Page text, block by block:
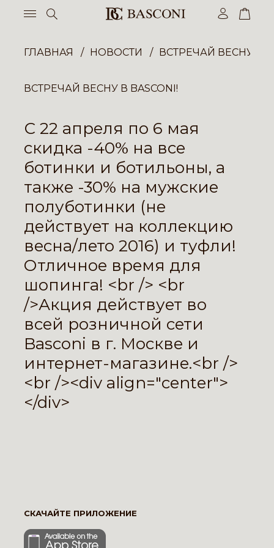
ГЛАВНАЯ НОВОСТИ ВСТРЕЧАЙ ВЕСНУ В
ВСТРЕЧАЙ ВЕСНУ В BASCONI!
С 22 апреля по 6 мая
скидка -40% на все
ботинки и ботильоны, а
также -30% на мужские
полуботинки (не
действует на коллекцию
весна/лето 2016) и туфли!
Отличное время для
шопинга! <br /> <br
/>Акция действует во
всей розничной сети
Basconi в г. Москве и
интернет-магазине.<br />
<br /><div align="center">
</div>
СКАЧАЙТЕ ПРИЛОЖЕНИЕ